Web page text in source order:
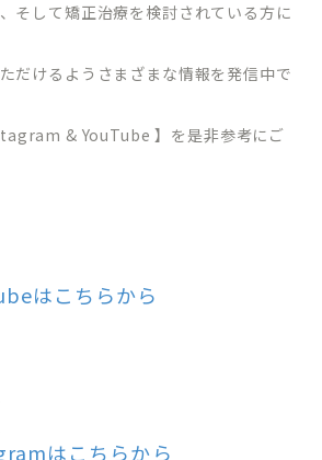
そして矯正治療を検討されている方に
だけるようさまざまな情報を発信中で
& YouTube 】を是非参考にご
はこちらから
はこちらから